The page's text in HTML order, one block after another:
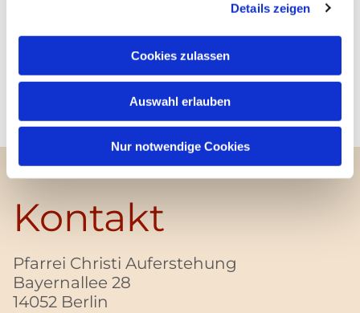
Details zeigen
Cookies zulassen
Auswahl erlauben
Nur notwendige Cookies
Kontakt
Pfarrei Christi Auferstehung
Bayernallee 28
14052 Berlin